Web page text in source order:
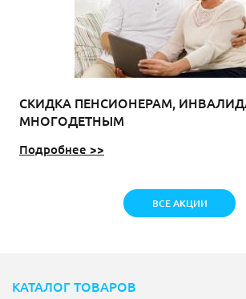
СКИДКА ПЕНСИОНЕРАМ,
МНОГОДЕТНЫМ
Подробнее >>
ВСЕ АКЦИИ
КАТАЛОГ ТОВАРОВ